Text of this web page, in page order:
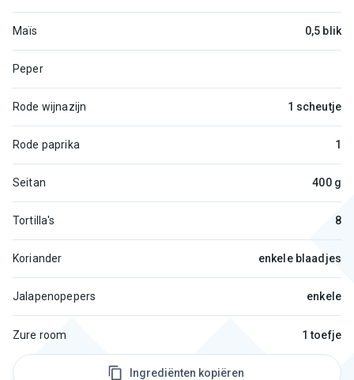
Maïs 0,5 blik
Peper
Rode wijnazijn 1 scheutje
Rode paprika 1
Seitan 400 g
Tortilla's 8
Koriander enkele blaadjes
Jalapenopepers enkele
Zure room 1 toefje
Ingrediënten kopiëren